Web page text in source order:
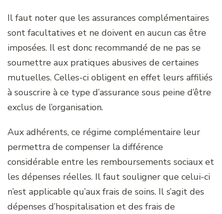
Il faut noter que les assurances complémentaires
sont facultatives et ne doivent en aucun cas être
imposées. Il est donc recommandé de ne pas se
soumettre aux pratiques abusives de certaines
mutuelles. Celles-ci obligent en effet leurs affiliés
à souscrire à ce type d’assurance sous peine d’être
exclus de l’organisation.
Aux adhérents, ce régime complémentaire leur
permettra de compenser la différence
considérable entre les remboursements sociaux et
les dépenses réelles. Il faut souligner que celui-ci
n’est applicable qu’aux frais de soins. Il s’agit des
dépenses d’hospitalisation et des frais de